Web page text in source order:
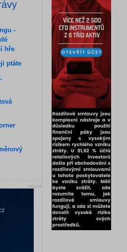
-
hře
ptáte
reklama